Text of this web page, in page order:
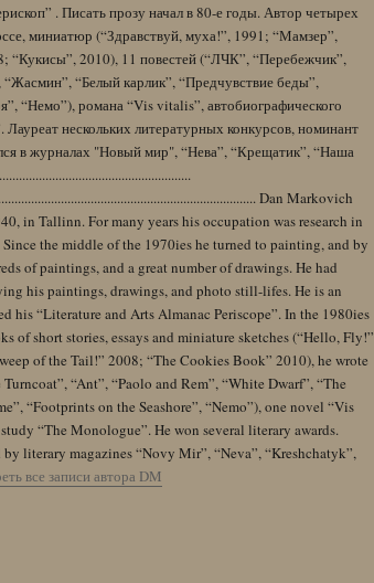
. Писать прозу начал в 80-е годы. Автор четырех
миниатюр (“Здравствуй, муха!”, 1991; “Мамзер”,
“Кукисы”, 2010), 11 повестей (“ЛЧК”, “Перебежчик”,
“Белый карлик”, “Предчувствие беды”,
“Немо”), романа “Vis vitalis”, автобиографического
нескольких литературных конкурсов, номинант
в журналах "Новый мир", “Нева”, “Крещатик”, “Наша
Dan Markovich
in Tallinn. For many years his occupation was research in
the middle of the 1970ies he turned to painting, and by
of paintings, and a great number of drawings. He had
his paintings, drawings, and photo still-lifes. He is an
his “Literature and Arts Almanac Periscope”. In the 1980ies
of short stories, essays and miniature sketches (“Hello, Fly!”
of the Tail!” 2008; “The Cookies Book” 2010), he wrote
“Ant”, “Paolo and Rem”, “White Dwarf”, “The
“Footprints on the Seashore”, “Nemo”), one novel “Vis
“The Monologue”. He won several literary awards.
literary magazines “Novy Mir”, “Neva”, “Kreshchatyk”,
все записи автора DM